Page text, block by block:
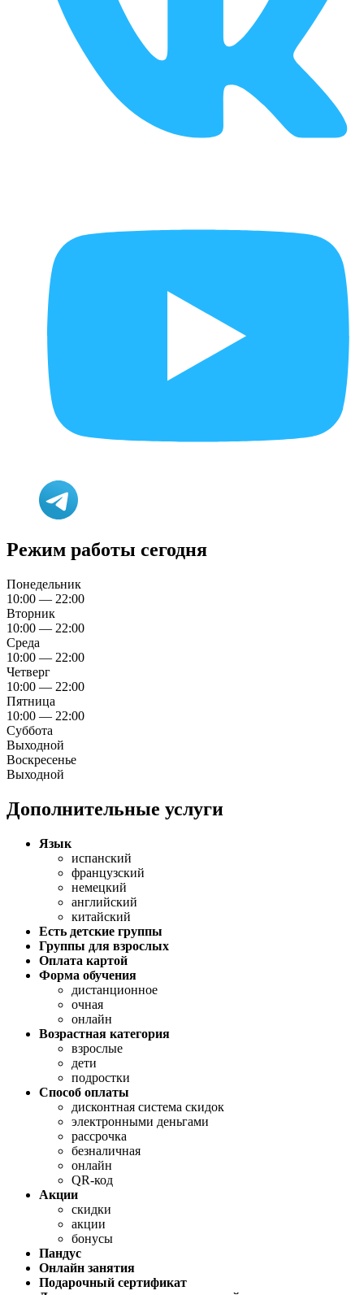
Режим работы сегодня
Понедельник
10:00 — 22:00
Вторник
10:00 — 22:00
Среда
10:00 — 22:00
Четверг
10:00 — 22:00
Пятница
10:00 — 22:00
Суббота
Выходной
Воскресенье
Выходной
Дополнительные услуги
Язык
испанский
французский
немецкий
английский
китайский
Есть детские группы
Группы для взрослых
Оплата картой
Форма обучения
дистанционное
очная
онлайн
Возрастная категория
взрослые
дети
подростки
Способ оплаты
дисконтная система скидок
электронными деньгами
рассрочка
безналичная
онлайн
QR-код
Акции
скидки
акции
бонусы
Пандус
Онлайн занятия
Подарочный сертификат